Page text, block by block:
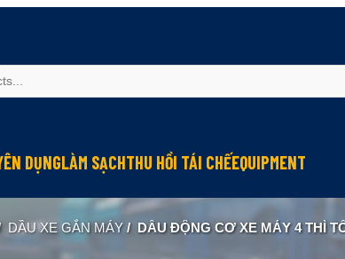
DỤNG
mỡ cho đầu nối connector
mỡ cho hệ thống điện
LÀM SẠCH
Làm sạch và bảo vệ máy
Lớp phủ chống ma sát
THU HỒI TÁI CHẾ
Thu hồi hơi dầu
Tái chế dầu thải
EQUIPMENT
Module bôi trơn
Kiểm tra và
DẦU XE GẮN MÁY / DẦU ĐỘNG CƠ XE MÁY 4 THÌ TỔNG HỢP HOÀN TOÀN S-OIL 7 4T